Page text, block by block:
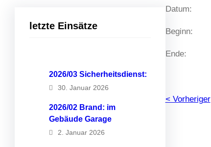
letzte Einsätze
2026/03 Sicherheitsdienst:
30. Januar 2026
2026/02 Brand: im
Gebäude Garage
2. Januar 2026
Datum:
Beginn:
Ende:
< Vorheriger